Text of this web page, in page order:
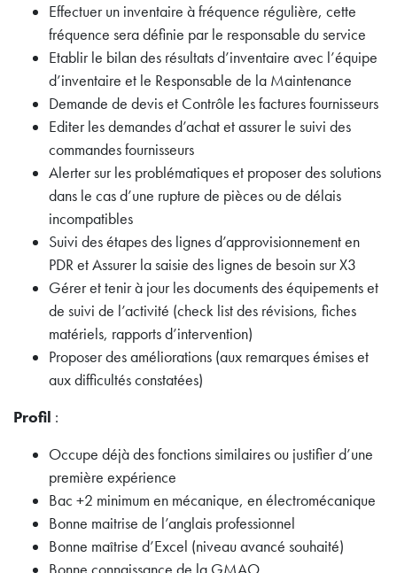
Effectuer un inventaire à fréquence régulière, cette
fréquence sera définie par le responsable du service
Etablir le bilan des résultats d’inventaire avec l’équipe
d’inventaire et le Responsable de la Maintenance
Demande de devis et Contrôle les factures fournisseurs
Editer les demandes d’achat et assurer le suivi des
commandes fournisseurs
Alerter sur les problématiques et proposer des solutions
dans le cas d’une rupture de pièces ou de délais
incompatibles
Suivi des étapes des lignes d’approvisionnement en
PDR et Assurer la saisie des lignes de besoin sur X3
Gérer et tenir à jour les documents des équipements et
de suivi de l’activité (check list des révisions, fiches
matériels, rapports d’intervention)
Proposer des améliorations (aux remarques émises et
aux difficultés constatées)
Profil :
Occupe déjà des fonctions similaires ou justifier d’une
première expérience
Bac +2 minimum en mécanique, en électromécanique
Bonne maitrise de l’anglais professionnel
Bonne maîtrise d’Excel (niveau avancé souhaité)